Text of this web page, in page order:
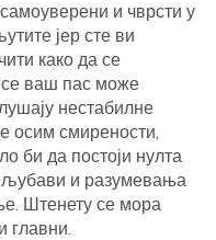
и чврсти у
јер сте ви
како да се
се ваш пас може
нестабилне
осим смирености,
би да постоји нулта
љубави и разумевања
Штенету се мора
главни.